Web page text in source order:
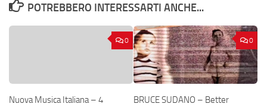
POTREBBERO INTERESSARTI ANCHE...
0
Nuova Musica Italiana – 4
0
BRUCE SUDANO – Better